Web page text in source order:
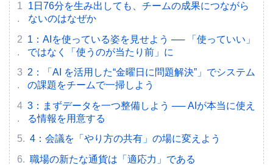
1日76分を生み出しても、チームの成果につながら
ないのはなぜか
1：AIを使っている姿を見せよう ── 「使っていい」
ではなく「使うのが当たり前」に
2：「AI を活用した“金曜日に問題解決”」でシステム
の課題をチームで一掃しよう
3：まずデータを一つ整備しよう ── AIが本当に使え
る情報を用意する
4：会議を「やり方の共有」の場に変えよう
職場の新たな通貨は「適応力」である